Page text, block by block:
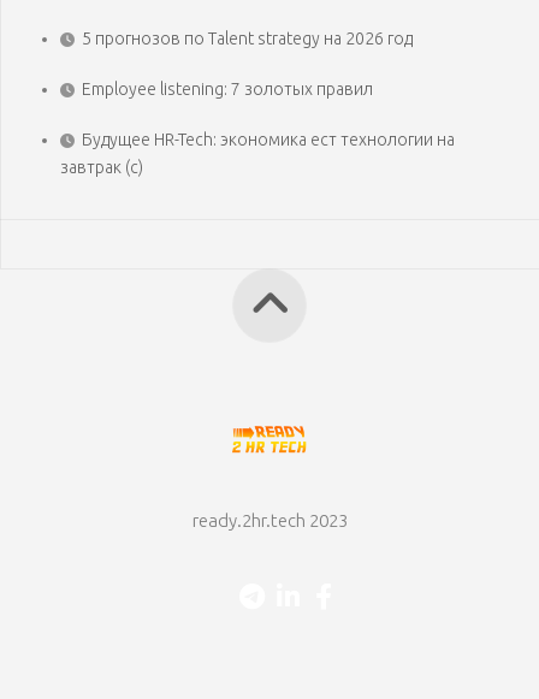
5 прогнозов по Talent strategy на 2026 год
Employee listening: 7 золотых правил
Будущее HR-Tech: экономика ест технологии на
завтрак (с)
ready.2hr.tech 2023